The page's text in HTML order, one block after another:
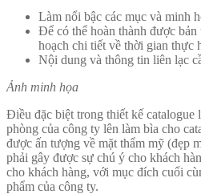
Làm nổi bậc các mục và minh
Để có thể hoàn thành được
hoạch chi tiết về thời gian thực
Nội dung và thông tin liên lạc
Ảnh minh họa
Điều đặc biệt trong thiết kế catalogue
phòng của công ty lên làm bìa cho
được ấn tượng về mặt thẩm mỹ (đẹp
phải gây được sự chú ý cho khách
cho khách hàng, với mục đích cuối
phẩm của công ty.